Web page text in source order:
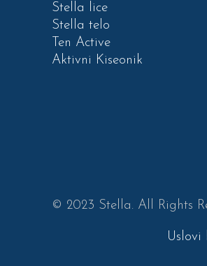
Stella lice
Stella telo
Ten Active
Aktivni Kiseonik
© 2023 Stella. All Rights
Uslovi